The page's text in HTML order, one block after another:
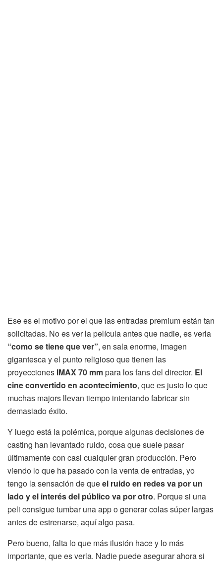
Ese es el motivo por el que las entradas premium están tan
solicitadas. No es ver la película antes que nadie, es verla
“como se tiene que ver”, en sala enorme, imagen
gigantesca y el punto religioso que tienen las
proyecciones IMAX 70 mmpara los fans del director. El
cine convertido en acontecimiento, que es justo lo que
muchas majors llevan tiempo intentando fabricar sin
demasiado éxito.
Y luego está la polémica, porque algunas decisiones de
casting han levantado ruido, cosa que suele pasar
últimamente con casi cualquier gran producción. Pero
viendo lo que ha pasado con la venta de entradas, yo
tengo la sensación de queel ruido en redes va por un
lado y el interés del público va por otro. Porque si una
peli consigue tumbar una app o generar colas súper largas
antes de estrenarse, aquí algo pasa.
Pero bueno, falta lo que más ilusión hace y lo más
importante, que es verla. Nadie puede asegurar ahora si